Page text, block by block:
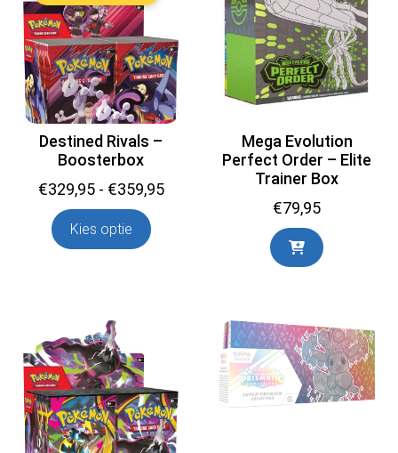
Destined Rivals –
Boosterbox
€329,95 - €359,95Prijsklasse:
Kies optie
Mega Evolution
Perfect Order – Elite
Trainer Box
€79,95